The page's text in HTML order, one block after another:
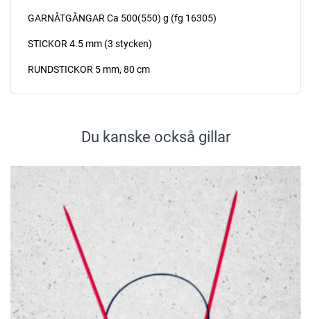
GARNÅTGÅNGAR Ca 500(550) g (fg 16305)
STICKOR 4.5 mm (3 stycken)
RUNDSTICKOR 5 mm, 80 cm
Du kanske också gillar